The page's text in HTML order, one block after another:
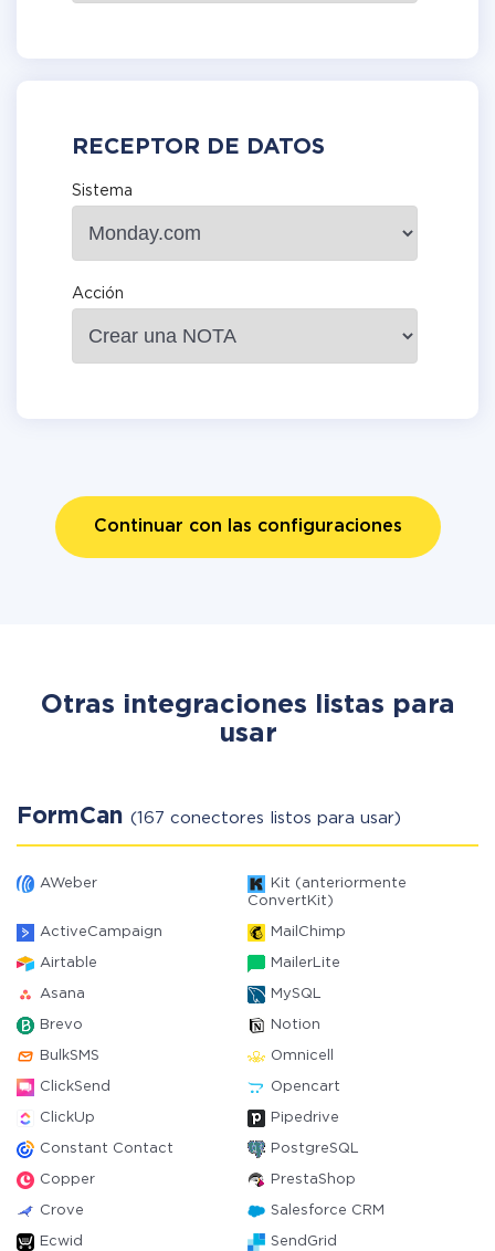
RECEPTOR DE DATOS
Sistema
Acción
Continuar con las configuraciones
Otras integraciones listas para
usar
FormCan (167 conectores listos para usar)
AWeber
Kit (anteriormente
ConvertKit)
ActiveCampaign MailChimp
Airtable MailerLite
Asana MySQL
Brevo Notion
BulkSMS Omnicell
ClickSend Opencart
ClickUp Pipedrive
Constant Contact PostgreSQL
Copper PrestaShop
Crove Salesforce CRM
Ecwid SendGrid